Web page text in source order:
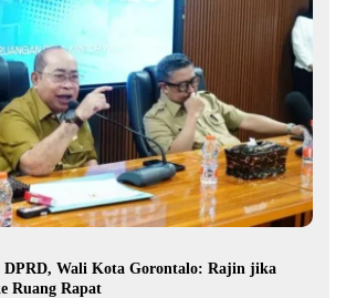
DPRD, Wali Kota Gorontalo: Rajin jika
Ruang Rapat